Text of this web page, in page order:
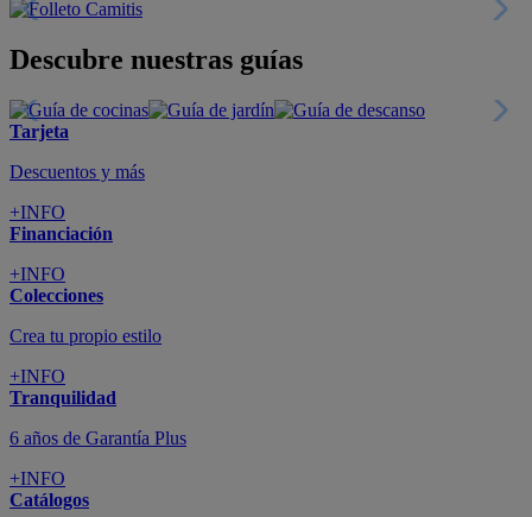
Descubre nuestras guías
Tarjeta
Descuentos y más
+INFO
Financiación
+INFO
Colecciones
Crea tu propio estilo
+INFO
Tranquilidad
6 años de Garantía Plus
+INFO
Catálogos